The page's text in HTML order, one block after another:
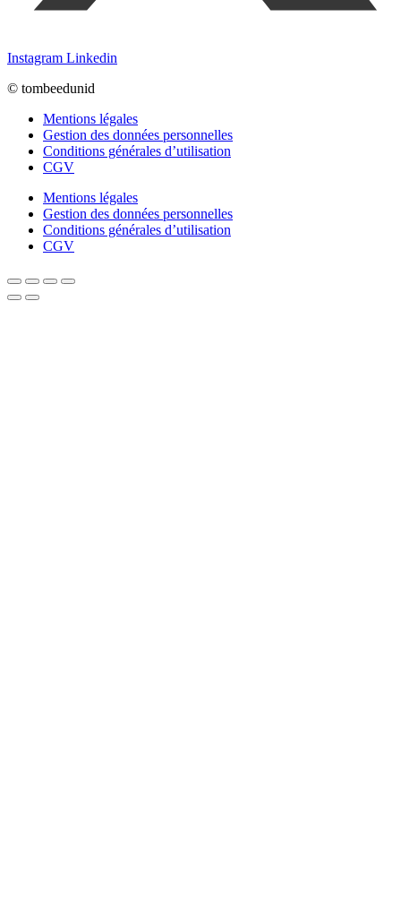
Instagram Linkedin
© tombeedunid
Mentions légales
Gestion des données personnelles
Conditions générales d’utilisation
CGV
Mentions légales
Gestion des données personnelles
Conditions générales d’utilisation
CGV